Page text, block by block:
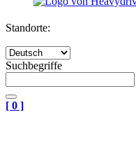
Standorte:
Suchbegriffe
[ 0 ]